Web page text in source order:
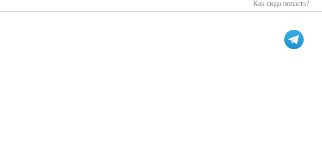
Как сюда попасть?
№1
балканские хиты от Паши Парфения!